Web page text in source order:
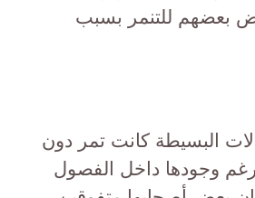
بعضهم للتنمر بسبب
البسيطة كانت تمر دون
وجودها داخل الفصول